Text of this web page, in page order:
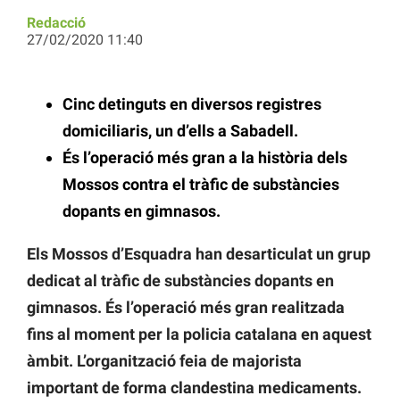
Redacció
27/02/2020 11:40
Cinc detinguts en diversos registres
domiciliaris, un d’ells a Sabadell.
És l’operació més gran a la història dels
Mossos contra el tràfic de substàncies
dopants en gimnasos.
Els Mossos d’Esquadra han desarticulat un grup
dedicat al tràfic de substàncies dopants en
gimnasos. És l’operació més gran realitzada
fins al moment per la policia catalana en aquest
àmbit. L’organització feia de majorista
important de forma clandestina medicaments.